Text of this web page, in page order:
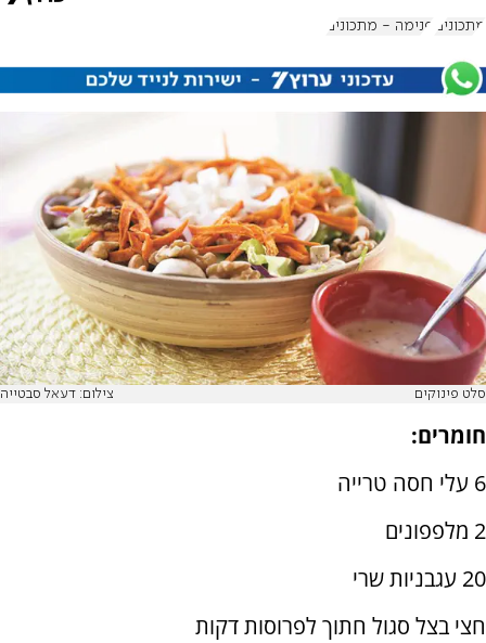
מתכונים פנימה - מתכונים
סלט פינוקים צילום: דעאל סבטייה
חומרים:
6 עלי חסה טרייה
2 מלפפונים
20 עגבניות שרי
חצי בצל סגול חתוך לפרוסות דקות